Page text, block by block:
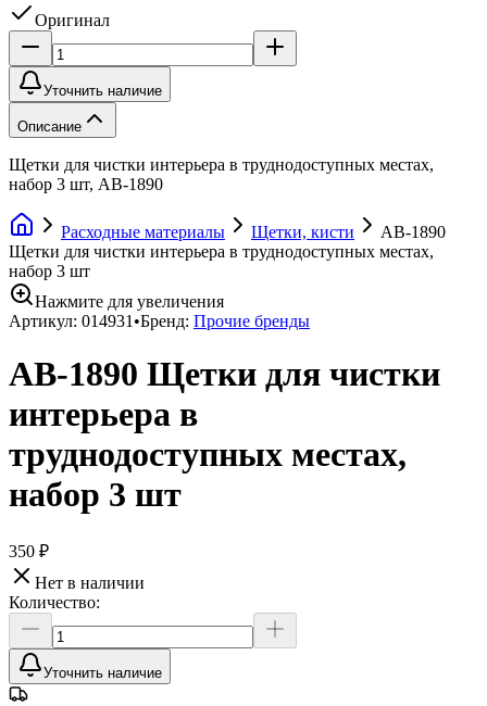
Оригинал
Уточнить наличие
Описание
Щетки для чистки интерьера в труднодоступных местах,
набор 3 шт, AB-1890
Расходные материалы Щетки, кисти
AB-1890
Щетки для чистки интерьера в труднодоступных местах,
набор 3 шт
Нажмите для увеличения
Артикул: 014931 •Бренд: Прочие бренды
AB-1890 Щетки для чистки
интерьера в
труднодоступных местах,
набор 3 шт
350 ₽
Нет в наличии
Количество:
Уточнить наличие